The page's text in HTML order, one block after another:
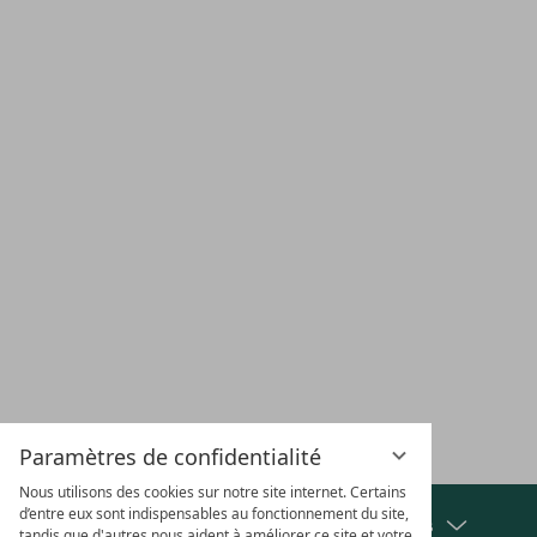
Paramètres de confidentialité
Nous utilisons des cookies sur notre site internet. Certains
d’entre eux sont indispensables au fonctionnement du site,
S'ABONNER À LA NEWSLETTER
Afficher les distinctions et les partenaires